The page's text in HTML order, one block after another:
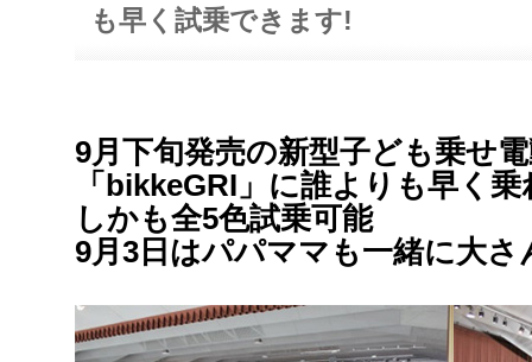
も早く試乗できます!
9月下旬発売の新型子ども乗せ
「bikkeGRI」に誰よりも早く
しかも全5色試乗可能
9月3日はパパママも一緒に大